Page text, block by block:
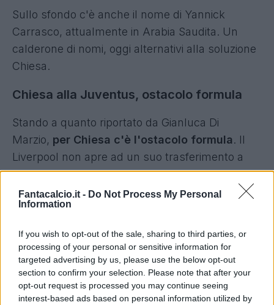
Fantacalcio.it - Do Not Process My Personal
Information
If you wish to opt-out of the sale, sharing to third parties, or
processing of your personal or sensitive information for
targeted advertising by us, please use the below opt-out
section to confirm your selection. Please note that after your
opt-out request is processed you may continue seeing
interest-based ads based on personal information utilized by
Sullo sfondo c'è anche il nome di Yannick
Carrasco, attualmente in Arabia Saudita. Un
calderone di nomi, oggi alternativi alla soluzione
Chiesa.
Chiesa alla Juventus, ostacolo formula
Stando a quanto riportato da Gianluca Di
Marzio, per Chiesa c'è l'ostacolo formula. Il
Liverpool non apre ad un suo trasferimento a
titolo definitivo. Si continua a trattare, in attesa
della apertura definitiva.